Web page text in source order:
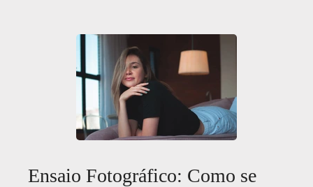
Ensaio Fotográfico: Como se